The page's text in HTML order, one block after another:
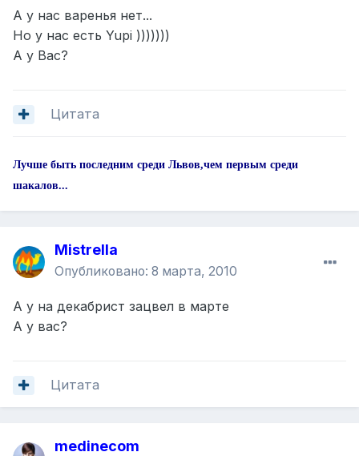
А у нас варенья нет...
Но у нас есть Yupi )))))))
А у Вас?
Цитата
Лучше быть последним среди Львов,чем первым среди
шакалов...
Mistrella
Опубликовано: 8 марта, 2010
А у на декабрист зацвел в марте
А у вас?
Цитата
medinecom